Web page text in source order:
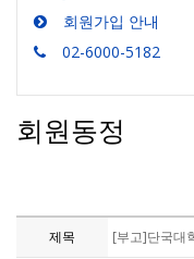
회원가입 안내
02-6000-5182
회원동정
제목 [부고]단국대